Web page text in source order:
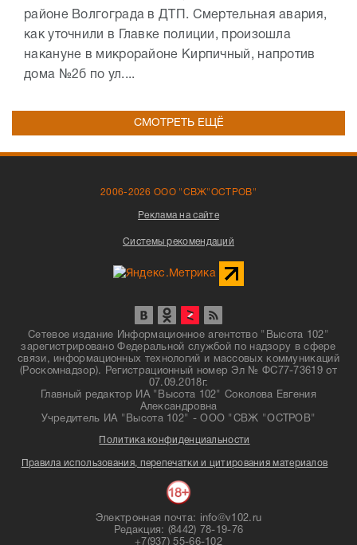
районе Волгограда в ДТП. Смертельная авария,
как уточнили в Главке полиции, произошла
накануне в микрорайоне Кирпичный, напротив
дома №2б по ул....
СМОТРЕТЬ ЕЩЁ
2006-2026 ООО "СВЖ"ОСТРОВ"
Реклама на сайте
Системы рекомендаций
Сетевое издание Информационное агентство "Высота 102"
зарегистрировано Федеральной службой по надзору в сфере
связи, информационных технологий и массовых коммуникаций
(Роскомнадзор). Регистрационный номер Эл № ФС77-73619 от
07.09.2018г.
Главный редактор ИА "Высота 102" Соколова Евгения
Александровна
Учредитель ИА "Высота 102" - ООО "СВЖ "ОСТРОВ"
Политика конфиденциальности
Правила использования, перепечатки и цитирования материалов
Электронная почта: info@v102.ru
Редакция: (8442) 78-19-76
+7(937) 55-66-102